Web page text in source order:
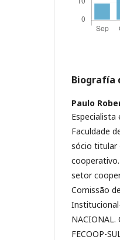
Biografía
Paulo
Especialista
Faculdade
sócio titular
setor
Comissão
FECOOP-